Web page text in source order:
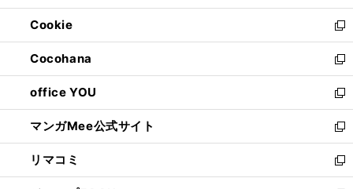
開
く
ウ
で
開
く
ン
ド
ウ
で
開
く
ウ
ィ
ン
ド
ウ
で
開
く
Cookie
新
し
い
ウ
ィ
ン
ド
ウ
で
開
Cocohana
新
し
い
ウ
ィ
ン
ド
ウ
office YOU
新
し
い
ウ
ィ
ン
マンガMee公式サイト
新
し
い
ウ
リマコミ
新
し